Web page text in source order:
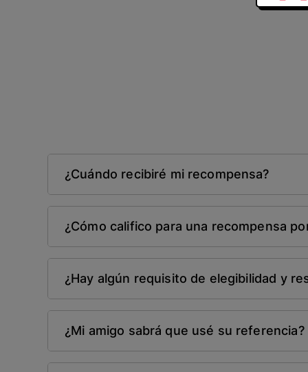
¿Cuándo recibiré mi recompensa?
¿Cómo califico para una recompensa
¿Hay algún requisito de elegibilidad y
¿Mi amigo sabrá que usé su referencia?